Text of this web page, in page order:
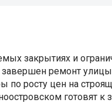
закрытиях и
ремонт
по росту цен на
готовят к